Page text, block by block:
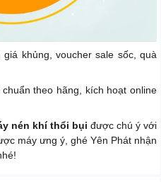
khủng, voucher sale sốc, quà
theo hãng, kích hoạt online
nén khí thổi bụi được chú ý với
máy ưng ý, ghé Yên Phát nhận